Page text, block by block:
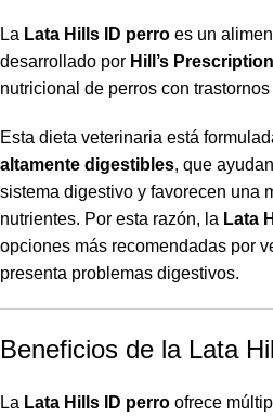
La Lata Hills ID perro es un
desarrollado por Hill’s
nutricional de perros con
Esta dieta veterinaria está
altamente digestibles, que
sistema digestivo y favorecen una
nutrientes. Por esta razón, la Lata
opciones más recomendadas por
presenta problemas digestivos.
Beneficios de la Lata
La Lata Hills ID perro ofrece